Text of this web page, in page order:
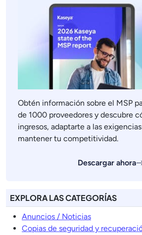
Obtén información sobre el MSP
de 1000 proveedores y descubre
ingresos, adaptarte a las
mantener tu competitividad.
Descargar ahora
EXPLORA LAS CATEGORÍAS
Anuncios / Noticias
Copias de seguridad y